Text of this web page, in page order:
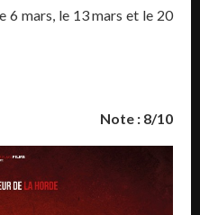
6 mars, le 13 mars et le 20
Note : 8/10